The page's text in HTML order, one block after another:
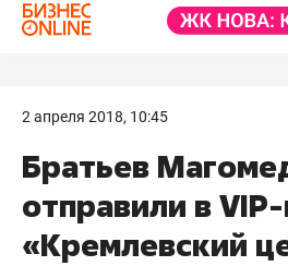
2 апреля 2018, 10:45
Братьев
отправили в
«Кремлевский